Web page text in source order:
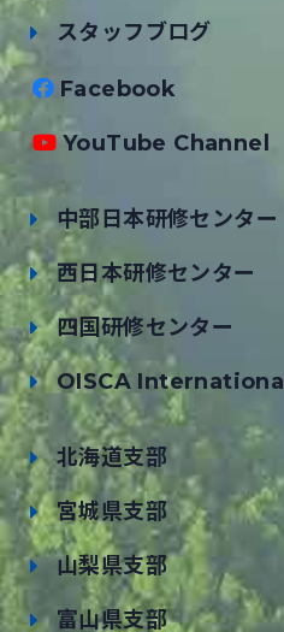
スタッフブログ
Facebook
YouTube Channel
中部日本研修センター
西日本研修センター
四国研修センター
OISCA International
北海道支部
宮城県支部
山梨県支部
富山県支部